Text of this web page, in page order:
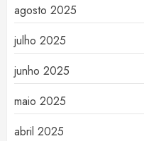
agosto 2025
julho 2025
junho 2025
maio 2025
abril 2025